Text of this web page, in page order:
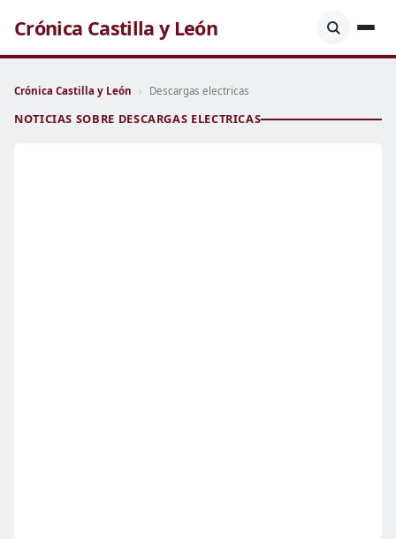
Crónica Castilla y León
Crónica Castilla y León › Descargas electricas
NOTICIAS SOBRE DESCARGAS ELECTRICAS